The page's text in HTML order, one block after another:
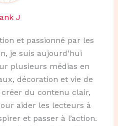
J
et passionné par les
je suis aujourd’hui
plusieurs médias en
décoration et vie de
du contenu clair,
aider les lecteurs à
et passer à l’action.